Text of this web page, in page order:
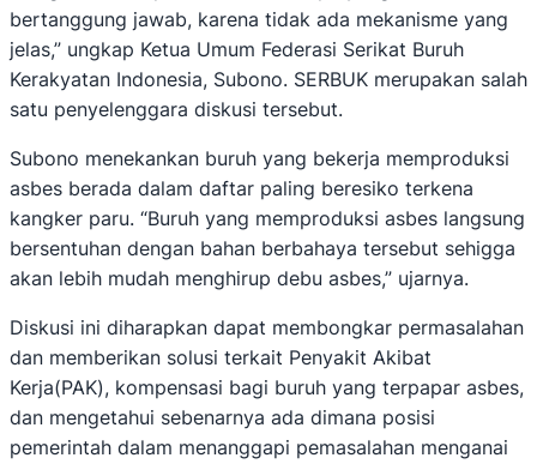
bertanggung jawab, karena tidak ada mekanisme yang
jelas,” ungkap Ketua Umum Federasi Serikat Buruh
Kerakyatan Indonesia, Subono. SERBUK merupakan salah
satu penyelenggara diskusi tersebut.
Subono menekankan buruh yang bekerja memproduksi
asbes berada dalam daftar paling beresiko terkena
kangker paru. “Buruh yang memproduksi asbes langsung
bersentuhan dengan bahan berbahaya tersebut sehigga
akan lebih mudah menghirup debu asbes,” ujarnya.
Diskusi ini diharapkan dapat membongkar permasalahan
dan memberikan solusi terkait Penyakit Akibat
Kerja(PAK), kompensasi bagi buruh yang terpapar asbes,
dan mengetahui sebenarnya ada dimana posisi
pemerintah dalam menanggapi pemasalahan menganai